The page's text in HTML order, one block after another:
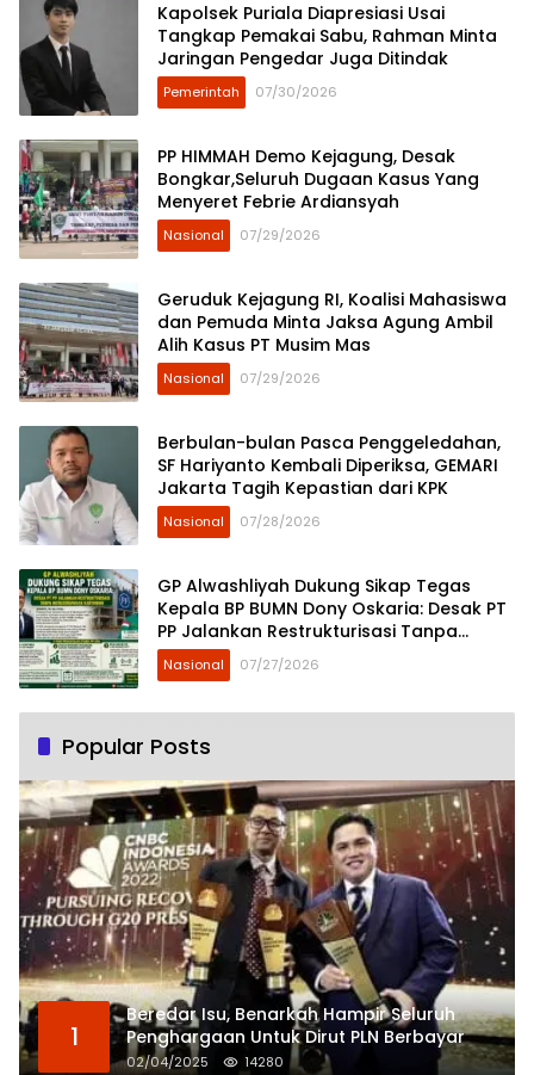
Kapolsek Puriala Diapresiasi Usai
Tangkap Pemakai Sabu, Rahman Minta
Jaringan Pengedar Juga Ditindak
Pemerintah 07/30/2026
PP HIMMAH Demo Kejagung, Desak
Bongkar,Seluruh Dugaan Kasus Yang
Menyeret Febrie Ardiansyah
Nasional 07/29/2026
Geruduk Kejagung RI, Koalisi Mahasiswa
dan Pemuda Minta Jaksa Agung Ambil
Alih Kasus PT Musim Mas
Nasional 07/29/2026
Berbulan-bulan Pasca Penggeledahan,
SF Hariyanto Kembali Diperiksa, GEMARI
Jakarta Tagih Kepastian dari KPK
Nasional 07/28/2026
GP Alwashliyah Dukung Sikap Tegas
Kepala BP BUMN Dony Oskaria: Desak PT
PP Jalankan Restrukturisasi Tanpa
Mengorbankan Karyawan
Nasional 07/27/2026
Popular Posts
1
Beredar Isu, Benarkah Hampir Seluruh
Penghargaan Untuk Dirut PLN Berbayar
02/04/2025 14280